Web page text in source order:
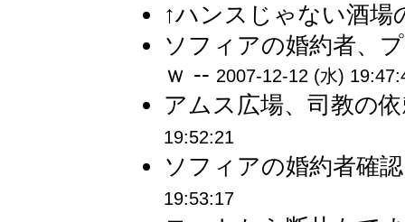
↑ハンスじゃない酒
ソフィアの婚約者、
ｗ -- 2007-12-12 (水)
アムス広場、司教の
19:52:21
ソフィアの婚約者確
19:53:17